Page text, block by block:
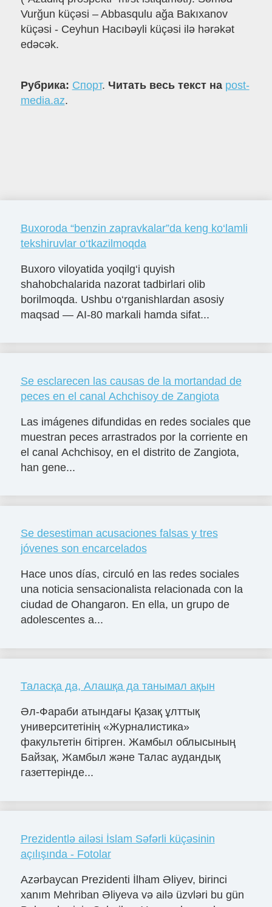
Vurğun küçəsi – Abbasqulu ağa Bakıxanov
küçəsi - Ceyhun Hacıbəyli küçəsi ilə hərəkət
edəcək.
Рубрика: Спорт. Читать весь текст на post-
media.az.
Buxoroda “benzin zapravkalar”da keng ko‘lamli
tekshiruvlar o‘tkazilmoqda
Buxoro viloyatida yoqilg‘i quyish
shahobchalarida nazorat tadbirlari olib
borilmoqda. Ushbu o‘rganishlardan asosiy
maqsad — AI-80 markali hamda sifat...
Se esclarecen las causas de la mortandad de
peces en el canal Achchisoy de Zangiota
Las imágenes difundidas en redes sociales que
muestran peces arrastrados por la corriente en
el canal Achchisoy, en el distrito de Zangiota,
han gene...
Se desestiman acusaciones falsas y tres
jóvenes son encarcelados
Hace unos días, circuló en las redes sociales
una noticia sensacionalista relacionada con la
ciudad de Ohangaron. En ella, un grupo de
adolescentes a...
Таласқа да, Алашқа да танымал ақын
Әл-Фараби атындағы Қазақ ұлттық
университетінің «Журналистика»
факультетін бітірген. Жамбыл облысының
Байзақ, Жамбыл және Талас аудандық
газеттерінде...
Prezidentlə ailəsi İslam Səfərli küçəsinin
açılışında - Fotolar
Azərbaycan Prezidenti İlham Əliyev, birinci
xanım Mehriban Əliyeva və ailə üzvləri bu gün